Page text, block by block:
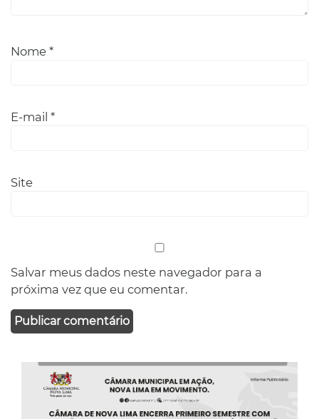
Nome *
E-mail *
Site
Salvar meus dados neste navegador para a
próxima vez que eu comentar.